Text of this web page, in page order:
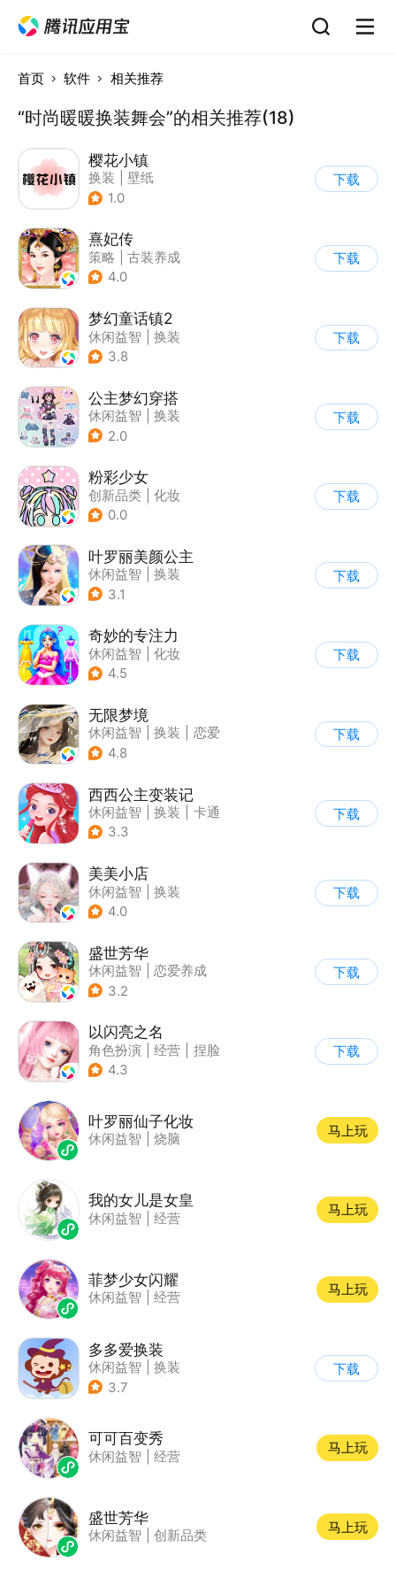
首页 软件 相关推荐
“时尚暖暖换装舞会”的相关推荐(18)
樱花小镇
换装
壁纸
1.0
下载
熹妃传
策略
古装养成
| 架空历史
4.0
下载
梦幻童话镇2
休闲益智
换装
| 女性向
3.8
下载
公主梦幻穿搭
休闲益智
换装
| 女性向
2.0
下载
粉彩少女
创新品类
化妆
| 女性向
0.0
下载
叶罗丽美颜公主
休闲益智
换装
| 动漫改编
3.1
下载
奇妙的专注力
休闲益智
化妆
| 宝宝巴士
4.5
下载
无限梦境
休闲益智 换装
恋爱
| 乙女
4.8
下载
西西公主变装记
休闲益智 换装
卡通
3.3
下载
美美小店
休闲益智
换装
| 女性向
4.0
下载
盛世芳华
休闲益智
恋爱养成
| 架空历史
3.2
下载
以闪亮之名
角色扮演 经营
捏脸
| 二次元
4.3
下载
叶罗丽仙子化妆
休闲益智 烧脑
马上玩
我的女儿是女皇
休闲益智 经营
马上玩
菲梦少女闪耀
休闲益智 经营
马上玩
多多爱换装
休闲益智
换装
| 儿童游戏
3.7
下载
可可百变秀
休闲益智 经营
马上玩
盛世芳华
休闲益智 创新品类
马上玩